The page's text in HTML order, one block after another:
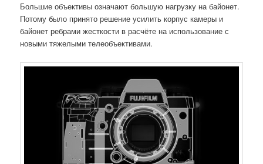
Большие объективы означают большую нагрузку на байонет.
Потому было принято решение усилить корпус камеры и
байонет ребрами жесткости в расчёте на использование с
новыми тяжелыми телеобъективами.